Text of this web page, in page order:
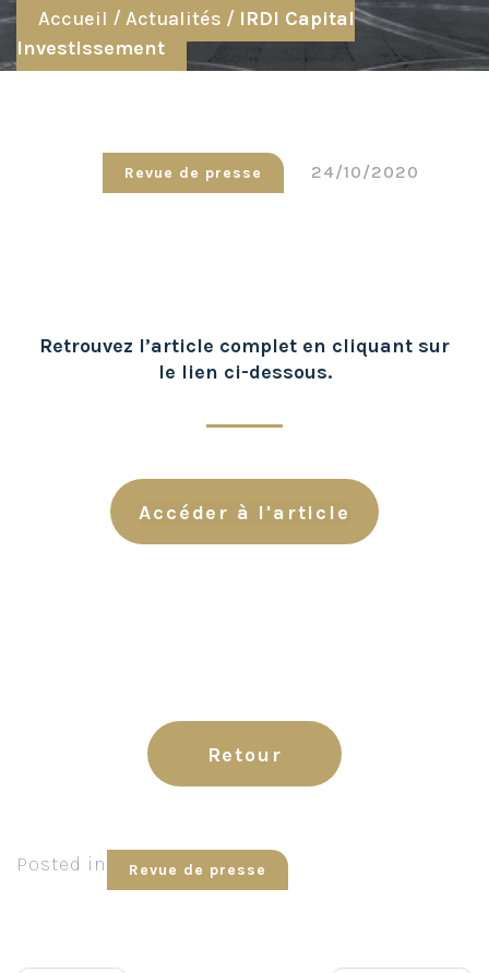
Revue de presse 24/10/2020
Accueil / Actualités / IRDI Capital
Investissement
Retrouvez l’article complet en cliquant sur
le lien ci-dessous.
Accéder à l'article
Retour
Posted in Revue de presse